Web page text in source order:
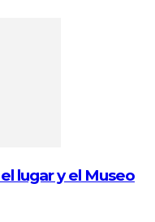
lugar y el Museo